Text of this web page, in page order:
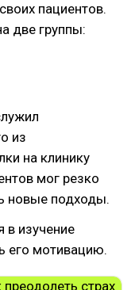
пациентов.
две группы:
из
на клинику
мог резко
новые подходы.
в изучение
его мотивацию.